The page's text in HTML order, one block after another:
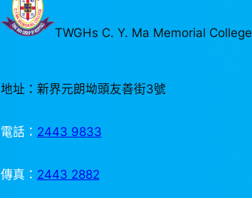
TWGHs C. Y. Ma Memorial College
地址：新界元朗坳頭友善街3號
電話： 2443 9833
傳真： 2443 2882